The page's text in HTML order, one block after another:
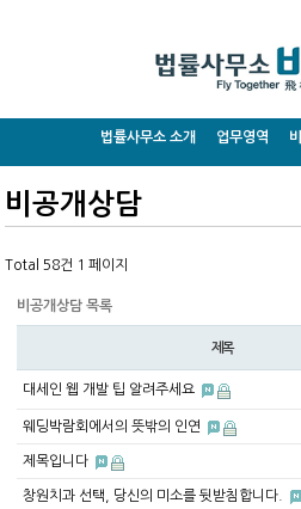
법률사무소 소개 업무영역
비공개상담
Total 58건 1 페이지
비공개상담 목록
제목
대세인 웹 개발 팁 알려주세요
웨딩박람회에서의 뜻밖의 인연
제목입니다
창원치과 선택, 당신의 미소를 뒷받침합니다.